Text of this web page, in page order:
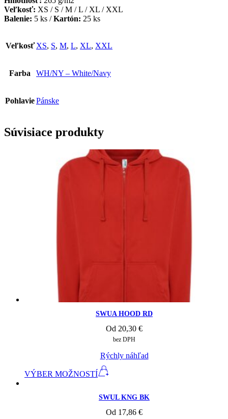
Veľkosť: XS / S / M / L / XL / XXL
Balenie: 5 ks /Kartón: 25 ks
Veľkosť XS, S, M, L, XL, XXL
Farba WH/NY – White/Navy
PohlaviePánske
Súvisiace produkty
SWUA HOOD RD
Od 20,30 €
bez DPH
Rýchly náhľad
VÝBER MOŽNOSTÍ
SWUL KNG BK
Od 17,86 €